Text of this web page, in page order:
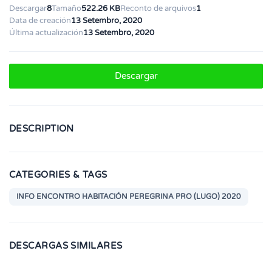
Descargar8Tamaño522.26 KBReconto de arquivos1
Data de creación13 Setembro, 2020
Última actualización13 Setembro, 2020
Descargar
DESCRIPTION
CATEGORIES & TAGS
INFO ENCONTRO HABITACIÓN PEREGRINA PRO (LUGO) 2020
DESCARGAS SIMILARES